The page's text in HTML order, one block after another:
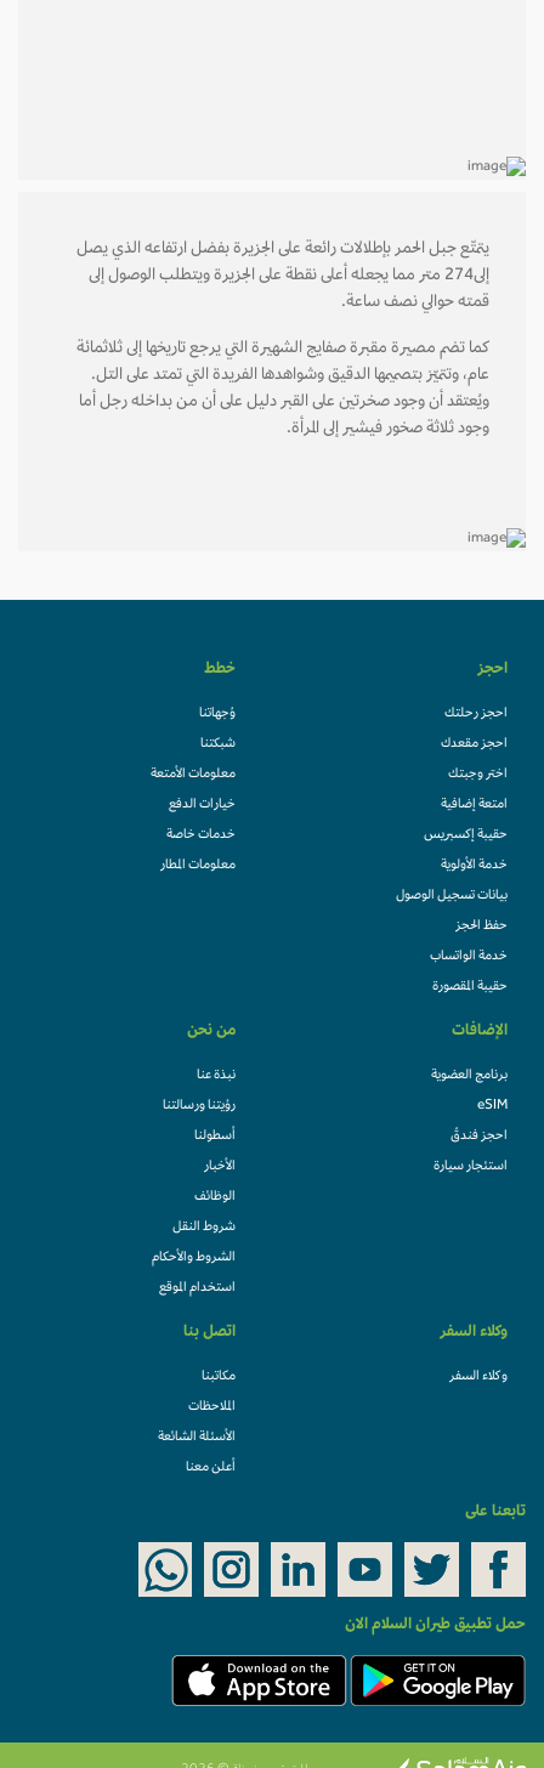
يتمتّع جبل الحمر بإطلالات رائعة على الجزيرة بفضل ارتفاعه الذي يصل
إلى274 متر مما يجعله أعلى نقطة على الجزيرة ويتطلب الوصول إلى
قمته حوالي نصف ساعة.
كما تضم مصيرة مقبرة صفايج الشهيرة التي يرجع تاريخها إلى ثلاثمائة
عام، وتتميّز بتصميمها الدقيق وشواهدها الفريدة التي تمتد على التل.
ويُعتقد أن وجود صخرتين على القبر دليل على أن من بداخله رجل أما
وجود ثلاثة صخور فيشير إلى المرأة.
احجز
احجز رحلتك
احجز مقعدك
اختر وجبتك
امتعة إضافية
حقيبة إكسبريس
خدمة الأولوية
بيانات تسجيل الوصول
حفظ الحجز
خدمة الواتساب
حقيبة المقصورة
خطط
وُجهاتنا
شبكتنا
معلومات الأمتعة
خيارات الدفع
خدمات خاصة
معلومات المطار
الإضافات
برنامج العضوية
eSIM
احجز فندقً
استئجار سيارة
من نحن
نبذة عنا
رؤيتنا ورسالتنا
أسطولنا
الأخبار
الوظائف
شروط النقل
الشروط والأحكام
استخدام الموقع
وكلاء السفر
وكلاء السفر
اتصل بنا
مكاتبنا
الملاحظات
الأسئلة الشائعة
أعلن معنا
على
تطبيق طيران السلام الان